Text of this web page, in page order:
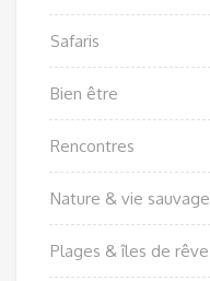
Safaris
Bien être
Rencontres
Nature & vie sauvage
Plages & îles de rêve